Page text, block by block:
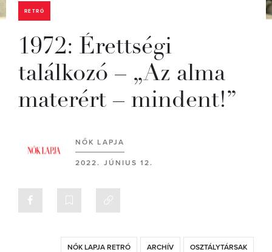
RETRÓ
1972: Érettségi
találkozó – „Az alma
materért – mindent!”
NŐK LAPJA
2022. JÚNIUS 12.
NŐK LAPJA RETRÓ ARCHÍV OSZTÁLYTÁRSAK